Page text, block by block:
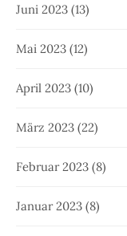
Juni 2023 (13)
Mai 2023 (12)
April 2023 (10)
März 2023 (22)
Februar 2023 (8)
Januar 2023 (8)